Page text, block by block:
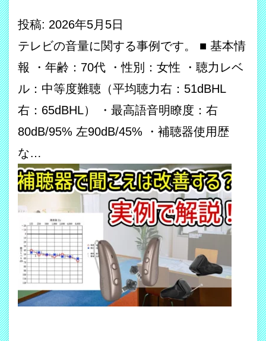
投稿: 2026年5月5日
テレビの音量に関する事例です。 ■ 基本情
報 ・年齢：70代 ・性別：女性 ・聴力レベ
ル：中等度難聴（平均聴力右：51dBHL
右：65dBHL） ・最高語音明瞭度：右
80dB/95% 左90dB/45% ・補聴器使用歴
な…